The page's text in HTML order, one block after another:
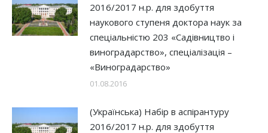
2016/2017 н.р. для здобуття
наукового ступеня доктора наук за
спеціальністю 203 «Садівництво і
виноградарство», спеціалізація –
«Виноградарство»
01.08.2016
(Українська) Набір в аспірантуру
2016/2017 н.р. для здобуття